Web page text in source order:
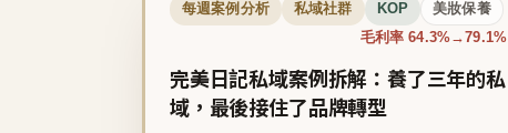
每週案例分析 私域社群 KOP 美妝保養
毛利率 64.3%→79.1%
完美日記私域案例拆解：養了三年的私
域，最後接住了品牌轉型